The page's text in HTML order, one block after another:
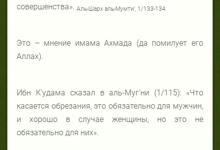
совершенства». Аль-Шарх аль-Мумти', 1/133-134
Это – мнение имама Ахмада (да помилует его
Аллах).
Ибн К'удама сказал в аль-Муг'ни (1/115): «Что
касается обрезания, это обязательно для мужчин,
и хорошо в случае женщины, но это не
обязательно для них».